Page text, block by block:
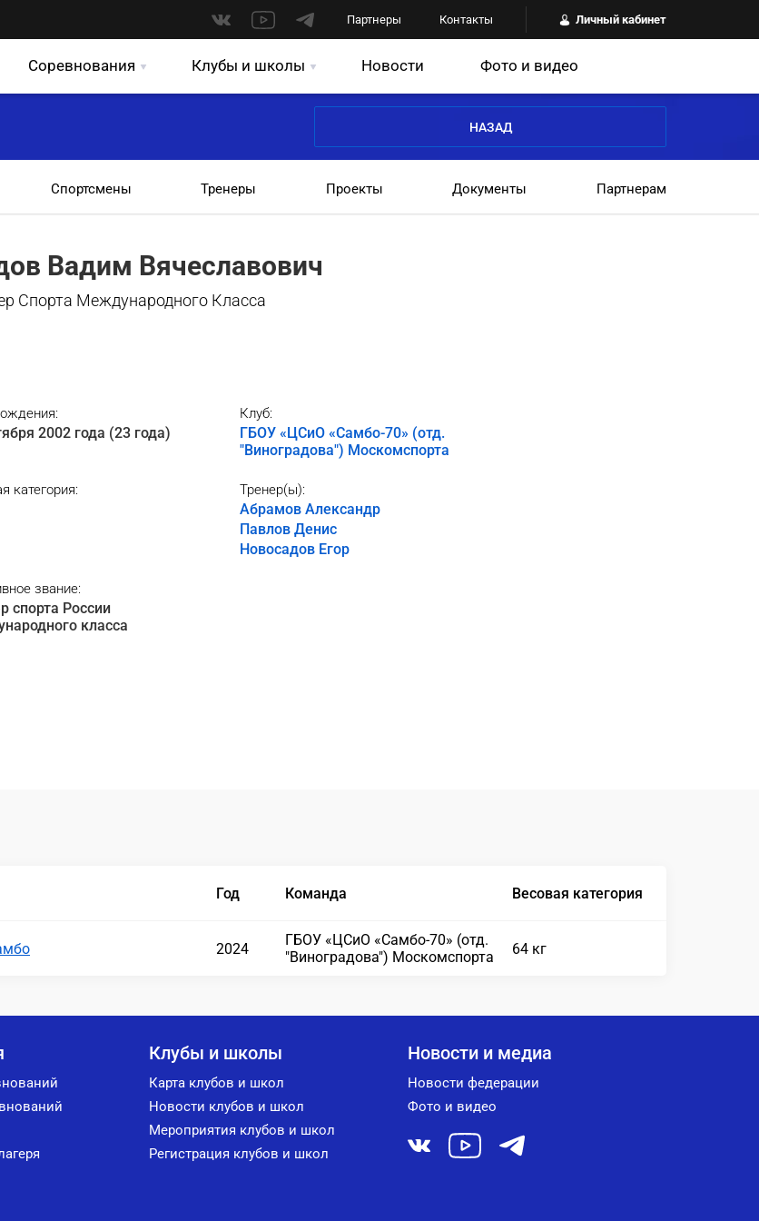
Партнеры Контакты Личный кабинет
Соревнования Клубы и школы Новости Фото и видео
НАЗАД
Спортсмены Тренеры Проекты Документы Партнерам
Вадим Вячеславович
Спорта Международного Класса
2002 года (23 года)
Клуб:
ГБОУ «ЦСиО «Самбо-70» (отд.
"Виноградова") Москомспорта
категория: Тренер(ы):
Абрамов Александр
Павлов Денис
Новосадов Егор
звание:
спорта России
класса
Год Команда Весовая категория
2024
ГБОУ «ЦСиО «Самбо-70» (отд.
"Виноградова") Москомспорта
64 кг
Клубы и школы
Карта клубов и школ
Новости клубов и школ
Мероприятия клубов и школ
Регистрация клубов и школ
Новости и медиа
Новости федерации
Фото и видео